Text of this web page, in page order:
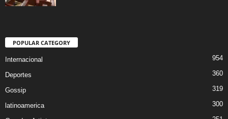
POPULAR CATEGORY
Internacional 954
Deportes 360
Gossip 319
latinoamerica 300